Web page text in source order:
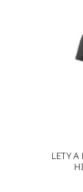
LETY A